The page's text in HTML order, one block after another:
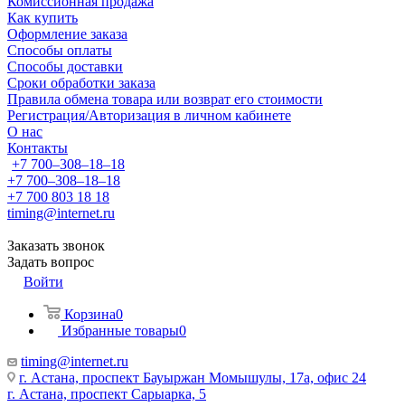
Как купить
Оформление заказа
Способы оплаты
Способы доставки
Сроки обработки заказа
Правила обмена товара или возврат его стоимости
Регистрация/Авторизация в личном кабинете
О нас
Контакты
+7 700‒308‒18‒18
+7 700‒308‒18‒18
+7 700 803 18 18
timing@internet.ru
Заказать звонок
Задать вопрос
Войти
Корзина0
Избранные товары0
timing@internet.ru
г. Астана, проспект Бауыржан Момышулы, 17а, офис 24
г. Астана, проспект Сарыарка, 5